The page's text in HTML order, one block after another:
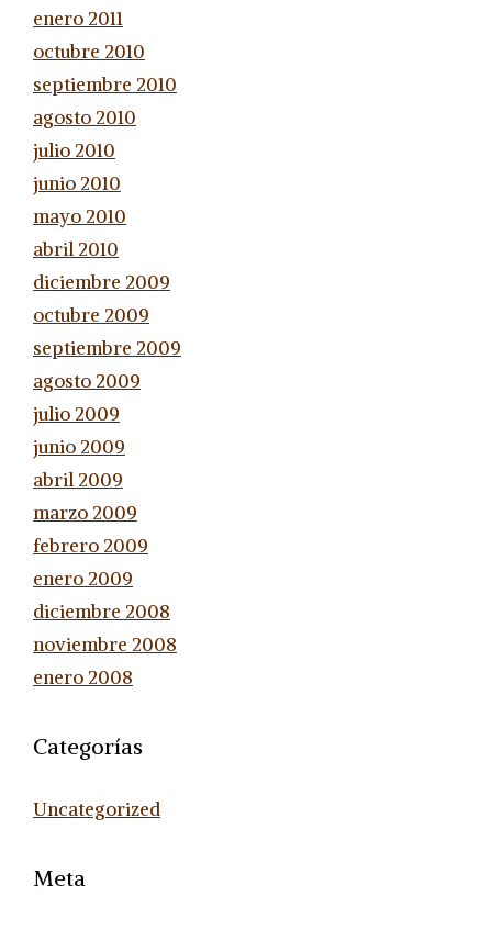
enero 2011
octubre 2010
septiembre 2010
agosto 2010
julio 2010
junio 2010
mayo 2010
abril 2010
diciembre 2009
octubre 2009
septiembre 2009
agosto 2009
julio 2009
junio 2009
abril 2009
marzo 2009
febrero 2009
enero 2009
diciembre 2008
noviembre 2008
enero 2008
Categorías
Uncategorized
Meta